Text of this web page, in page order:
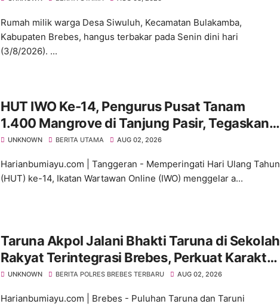
Rumah milik warga Desa Siwuluh, Kecamatan Bulakamba,
Kabupaten Brebes, hangus terbakar pada Senin dini hari
(3/8/2026). ...
HUT IWO Ke-14, Pengurus Pusat Tanam
1.400 Mangrove di Tanjung Pasir, Tegaskan
Komitmen Wartawan Jaga Lingkungan
UNKNOWN BERITA UTAMA AUG 02, 2026
Harianbumiayu.com | Tanggeran - Memperingati Hari Ulang Tahun
(HUT) ke-14, Ikatan Wartawan Online (IWO) menggelar a...
Taruna Akpol Jalani Bhakti Taruna di Sekolah
Rakyat Terintegrasi Brebes, Perkuat Karakter
dan Jiwa Kepemimpinan Siswa
UNKNOWN BERITA POLRES BREBES TERBARU AUG 02, 2026
Harianbumiayu.com | Brebes - Puluhan Taruna dan Taruni